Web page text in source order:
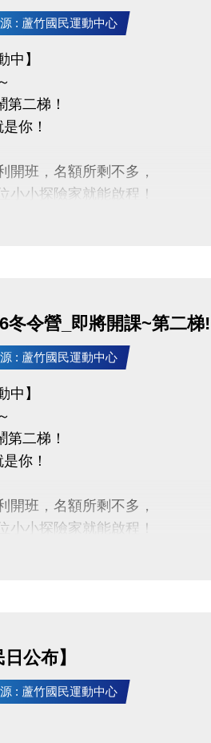
~
zh_TW/news/pageID/1/
: 蘆竹國民運動中心
中】
二梯！
你！
開班，名額所剩不多，
小小探險家就能啟程！
握最後機會！
zh_TW/news/pageID/1/
冬令營_即將開課~第二梯
: 蘆竹國民運動中心
中】
二梯！
你！
開班，名額所剩不多，
小小探險家就能啟程！
最後機會！
公布】
: 蘆竹國民運動中心